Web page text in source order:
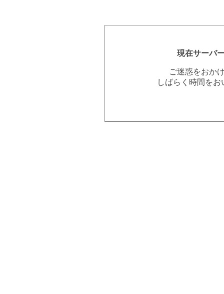
現在サーバ
ご迷惑をおか
しばらく時間を